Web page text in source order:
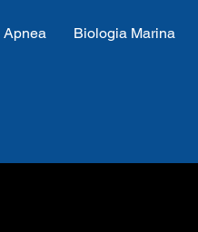
Apnea Biologia Marina